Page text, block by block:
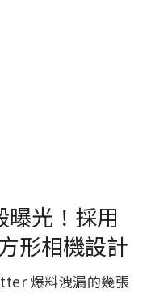
曝光！採用
形相機設計
爆料洩漏的幾張